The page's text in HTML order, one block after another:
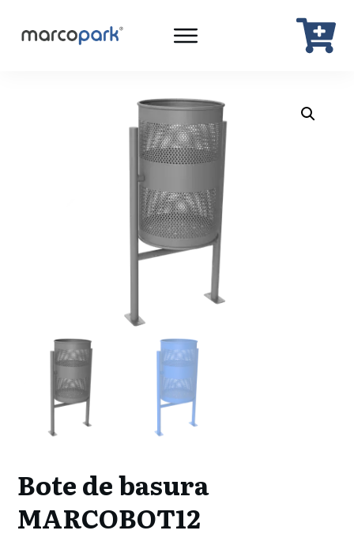
Bote de basura
MARCOBOT12